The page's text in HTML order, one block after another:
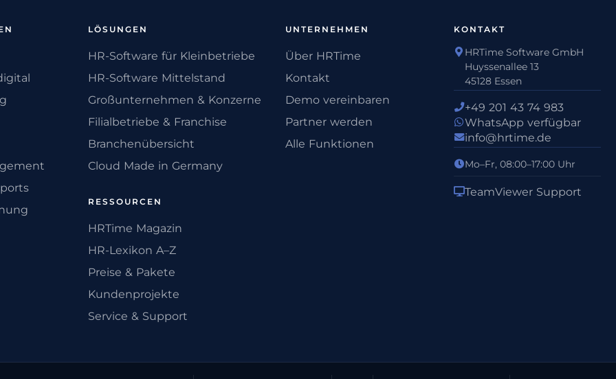
LÖSUNGEN
HR-Software für Kleinbetriebe
HR-Software Mittelstand
Großunternehmen & Konzerne
Filialbetriebe & Franchise
Branchenübersicht
Cloud Made in Germany
RESSOURCEN
HRTime Magazin
HR-Lexikon A–Z
Preise & Pakete
Kundenprojekte
Service & Support
UNTERNEHMEN
Über HRTime
Kontakt
Demo vereinbaren
Partner werden
Alle Funktionen
KONTAKT
HRTime Software GmbH
Huyssenallee 13
45128 Essen
+49 201 43 74 983
WhatsApp verfügbar
info@hrtime.de
Mo–Fr, 08:00–17:00 Uhr
TeamViewer Support